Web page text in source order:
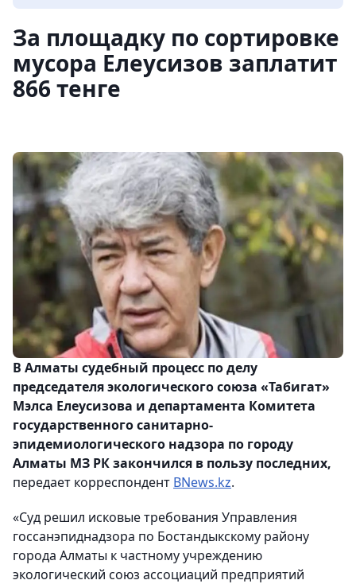
За площадку по сортировке
мусора Елеусизов заплатит
866 тенге
В Алматы судебный процесс по делу
председателя экологического союза «Табигат»
Мэлса Елеусизова и департамента Комитета
государственного санитарно-
эпидемиологического надзора по городу
Алматы МЗ РК закончился в пользу последних,
передает корреспондент BNews.kz.
«Суд решил исковые требования Управления
госсанэпиднадзора по Бостандыкскому району
города Алматы к частному учреждению
экологический союз ассоциаций предприятий